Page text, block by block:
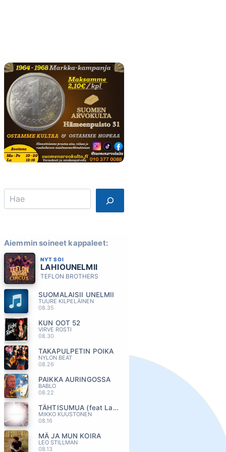
Search
Aiemmin soineet kappaleet:
NYT SOI
LAHIÖUNELMII
TEFLON BROTHERS
SUOMALAISII UNELMII
TUURE KILPELÄINEN
08.35
KUN OOT 52
VIRVE ROSTI
08.30
TAKAPULPETIN POIKA
NYLON BEAT
08.26
PAIKKA AURINGOSSA
BABLO
08.22
TÄHTISUMUA (feat Laura Närhi)
MIKKO KUUSTONEN
08.16
MÄ JA MUN KOIRA
LEO STILLMAN
08.13